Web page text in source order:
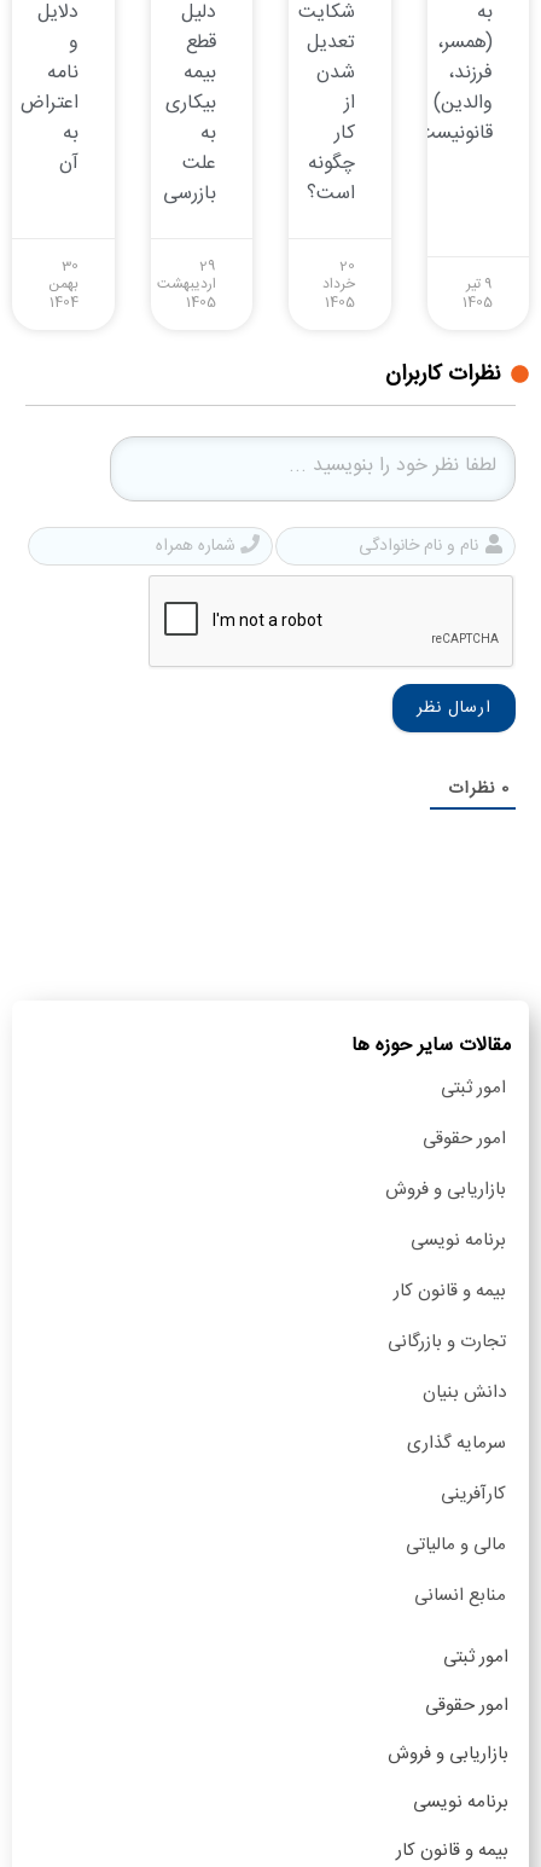
به
(همسر،
فرزند،
والدین)
قانونیست؟
9 تیر
1405
شکایت
تعدیل
شدن
از
کار
چگونه
است؟
20
خرداد
1405
دلیل
قطع
بیمه
بیکاری
به
علت
بازرسی
29
اردیبهشت
1405
دلایل
و
نامه
اعتراض
به
آن
30
بهمن
1404
نظرات کاربران
نام
و
نام
0 نظرات
مقالات سایر حوزه ها
امور ثبتی
امور حقوقی
بازاریابی و فروش
برنامه نویسی
بیمه و قانون کار
تجارت و بازرگانی
دانش بنیان
سرمایه گذاری
کارآفرینی
مالی و مالیاتی
منابع انسانی
امور ثبتی
امور حقوقی
بازاریابی و فروش
برنامه نویسی
بیمه و قانون کار